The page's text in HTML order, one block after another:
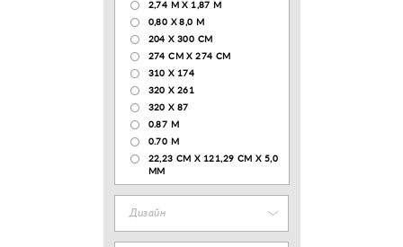
2,74 М Х 1,87 М
0,80 Х 8,0 М
204 Х 300 СМ
274 СМ Х 274 СМ
310 X 174
320 X 261
320 X 87
0.87 M
0.70 M
22,23 CM X 121,29 CM X 5,0
MM
Дизайн